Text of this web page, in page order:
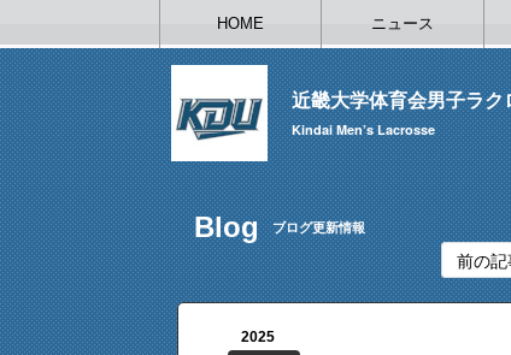
HOME ニュース
近畿大学体育会男子ラク
Kindai Men’s Lacrosse
Blog ブログ更新情報
前の
2025